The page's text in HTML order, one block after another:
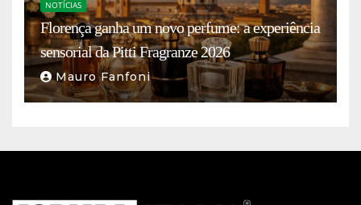
NOTÍCIAS
Florença ganha um novo perfume: a experiência
sensorial da Pitti Fragranze 2026
Mauro Fanfoni